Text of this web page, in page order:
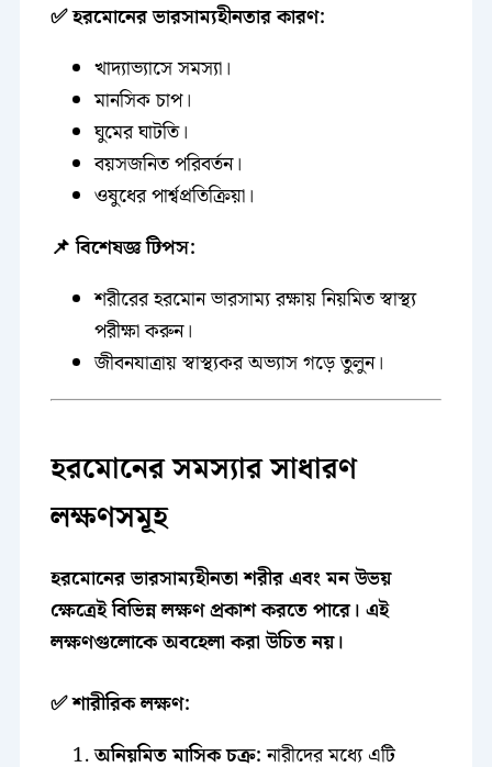
✅ হরমোনের ভারসাম্যহীনতার কারণ:
খাদ্যাভ্যাসে সমস্যা।
মানসিক চাপ।
ঘুমের ঘাটতি।
বয়সজনিত পরিবর্তন।
ওষুধের পার্শ্বপ্রতিক্রিয়া।
📌 বিশেষজ্ঞ টিপস:
শরীরের হরমোন ভারসাম্য রক্ষায় নিয়মিত স্বাস্থ্য
পরীক্ষা করুন।
জীবনযাত্রায় স্বাস্থ্যকর অভ্যাস গড়ে তুলুন।
হরমোনের সমস্যার সাধারণ
লক্ষণসমূহ
হরমোনের ভারসাম্যহীনতা শরীর এবং মন উভয়
ক্ষেত্রেই বিভিন্ন লক্ষণ প্রকাশ করতে পারে। এই
লক্ষণগুলোকে অবহেলা করা উচিত নয়।
✅ শারীরিক লক্ষণ:
অনিয়মিত মাসিক চক্র:নারীদের মধ্যে এটি